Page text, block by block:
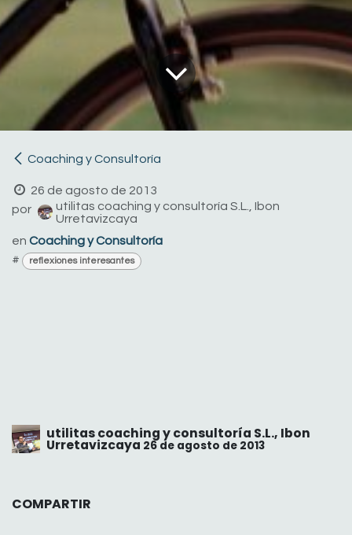
Coaching y Consultoría
26 de agosto de 2013
por
utilitas coaching y consultoría S.L., Ibon
Urretavizcaya
en Coaching y Consultoría
#
reflexiones interesantes
utilitas coaching y consultoría S.L., Ibon
Urretavizcaya 26 de agosto de 2013
COMPARTIR